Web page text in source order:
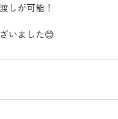
しが可能！
いました😊